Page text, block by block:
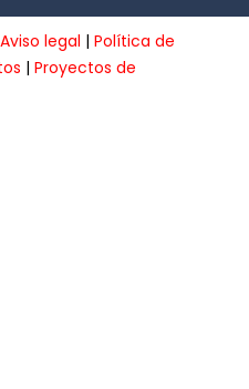
Aviso legal | Política de
| Proyectos de